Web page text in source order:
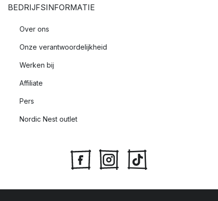
BEDRIJFSINFORMATIE
Over ons
Onze verantwoordelijkheid
Werken bij
Affiliate
Pers
Nordic Nest outlet